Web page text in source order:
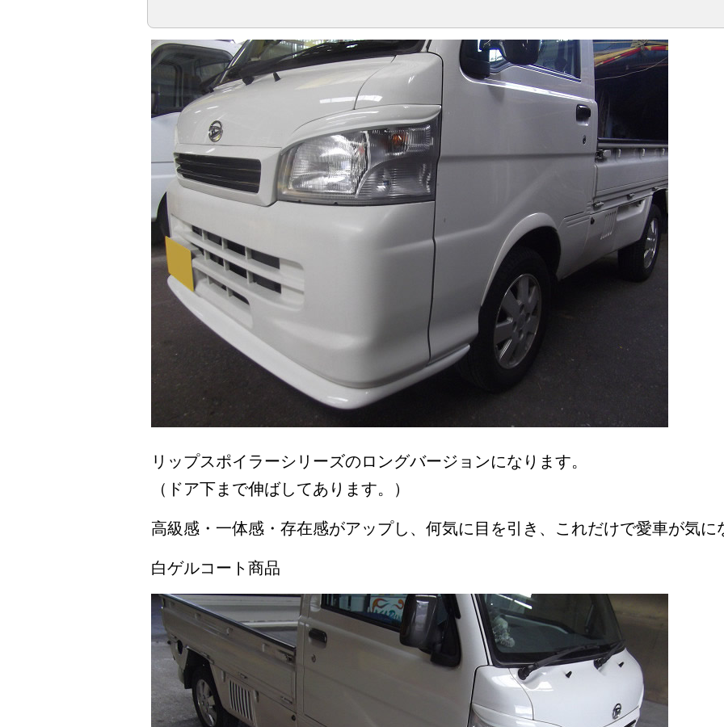
リップスポイラーシリーズのロングバージョンになります。
（ドア下まで伸ばしてあります。）
高級感・一体感・存在感がアップし、何気に目を引き、これだけで愛車が気
白ゲルコート商品